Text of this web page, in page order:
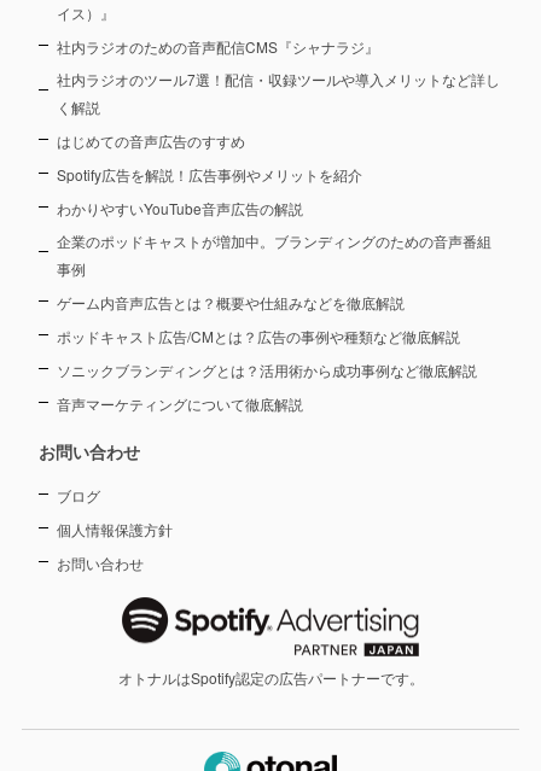
イス）』
社内ラジオのための音声配信CMS『シャナラジ』
社内ラジオのツール7選！配信・収録ツールや導入メリットなど詳し
く解説
はじめての音声広告のすすめ
Spotify広告を解説！広告事例やメリットを紹介
わかりやすいYouTube音声広告の解説
企業のポッドキャストが増加中。ブランディングのための音声番組
事例
ゲーム内音声広告とは？概要や仕組みなどを徹底解説
ポッドキャスト広告/CMとは？広告の事例や種類など徹底解説
ソニックブランディングとは？活用術から成功事例など徹底解説
音声マーケティングについて徹底解説
お問い合わせ
ブログ
個人情報保護方針
お問い合わせ
オトナルはSpotify認定の広告パートナーです。